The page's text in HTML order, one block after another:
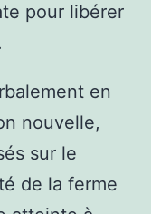
pour libérer
en
nouvelle,
sur le
de la ferme